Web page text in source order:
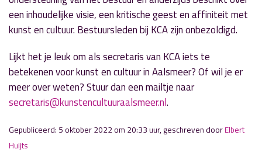
een inhoudelijke visie, een kritische geest en affiniteit met
kunst en cultuur. Bestuursleden bij KCA zijn onbezoldigd.
Lijkt het je leuk om als secretaris van KCA iets te
betekenen voor kunst en cultuur in Aalsmeer? Of wil je er
meer over weten? Stuur dan een mailtje naar
secretaris@kunstencultuuraalsmeer.nl.
Gepubliceerd: 5 oktober 2022 om 20:33 uur, geschreven doorElbert
Huijts